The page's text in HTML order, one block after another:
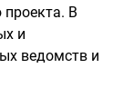
В
и
ведомств и